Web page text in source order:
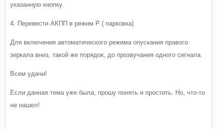
указанную кнопку.
4. Перевести АКПП в режим P ( парковка)
Для включения автоматического режима опускания правого
зеркала вниз, такой же порядок, до прозвучания одного сигнала.
Всем удачи!
Если данная тема уже была, прошу понять и простить. Но, что-то
не нашел!